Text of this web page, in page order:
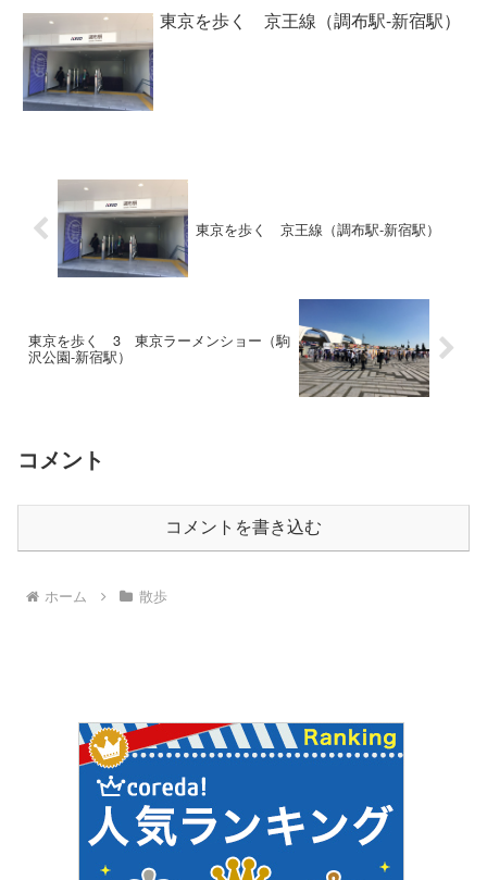
東京を歩く 京王線（調布駅-新宿駅）
東京を歩く 京王線（調布駅-新宿駅）
東京を歩く 3 東京ラーメンショー（駒
沢公園-新宿駅）
コメント
コメントを書き込む
ホーム 散歩